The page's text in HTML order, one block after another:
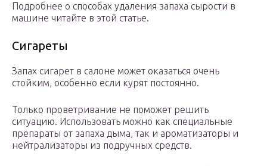
Подробнее о способах удаления запаха сырости в
машине читайте в этой статье.
Сигареты
Запах сигарет в салоне может оказаться очень
стойким, особенно если курят постоянно.
Только проветривание не поможет решить
ситуацию. Использовать можно как специальные
препараты от запаха дыма, так и ароматизаторы и
нейтрализаторы из подручных средств.